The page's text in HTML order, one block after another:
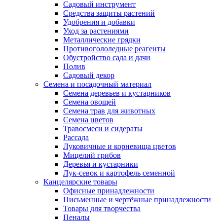
Садовый инструмент
Средства защиты растений
Удобрения и добавки
Уход за растениями
Металлические грядки
Противогололедные реагенты
Обустройство сада и дачи
Полив
Садовый декор
Семена и посадочный материал
Семена деревьев и кустарников
Семена овощей
Семена трав для животных
Семена цветов
Травосмеси и сидераты
Рассада
Луковичные и корневища цветов
Мицелий грибов
Деревья и кустарники
Лук-севок и картофель семенной
Канцелярские товары
Офисные принадлежности
Письменные и чертёжные принадлежности
Товары для творчества
Пеналы